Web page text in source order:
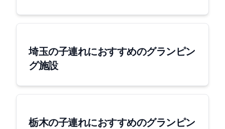
埼玉の子連れにおすすめのグランピン
グ施設
栃木の子連れにおすすめのグランピン